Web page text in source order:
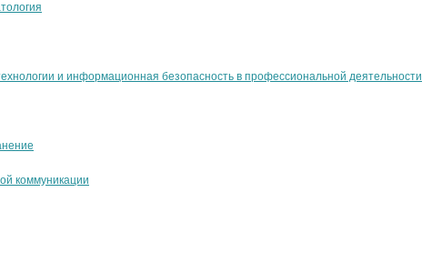
и информационная безопасность в профессиональной деятельности
коммуникации